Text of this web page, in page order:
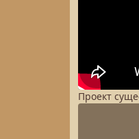
Проект